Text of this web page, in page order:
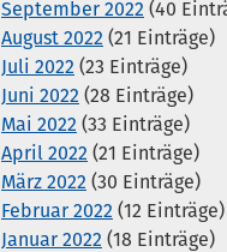
September 2022 (40
August 2022 (21 Einträge)
Juli 2022 (23 Einträge)
Juni 2022 (28 Einträge)
Mai 2022 (33 Einträge)
April 2022 (21 Einträge)
März 2022 (30 Einträge)
Februar 2022 (12 Einträge)
Januar 2022 (18 Einträge)